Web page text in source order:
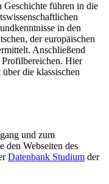
Geschichte führen in die
in den
der europäischen
Anschließend
Hier
die klassischen
und zum
den Webseiten des
Datenbank Studium der